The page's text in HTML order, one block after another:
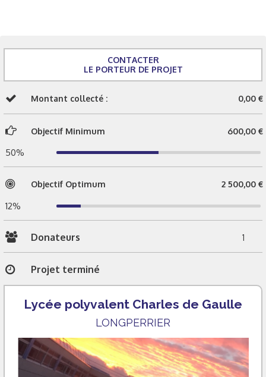
CONTACTER
LE PORTEUR DE PROJET
Montant collecté : 0,00 €
Objectif Minimum 600,00 €
50%
Objectif Optimum 2 500,00 €
12%
Donateurs 1
Projet terminé
Lycée polyvalent Charles de Gaulle
LONGPERRIER